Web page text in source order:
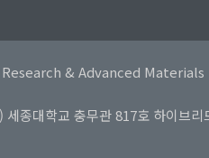
& Advanced
종대학교 충무관 817호 하이브리